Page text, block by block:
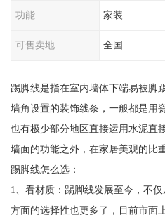
功能 家装
可售卖地 全国
踢脚线是指在室内墙体下端易被脚
墙角设置的装饰线条，一般都是用
也有极少部分地区直接运用水泥直
墙面的功能之外，在家居美观的比
踢脚线怎么选：
1、看材质：踢脚线发展至今，不
方面的选择性也更多了，目前市面